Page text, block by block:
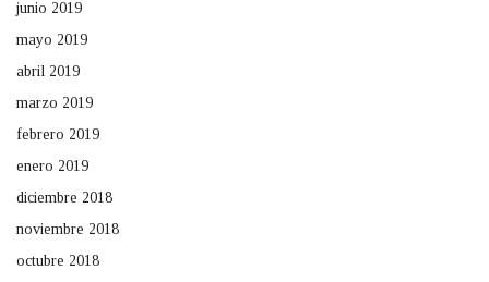
junio 2019
mayo 2019
abril 2019
marzo 2019
febrero 2019
enero 2019
diciembre 2018
noviembre 2018
octubre 2018